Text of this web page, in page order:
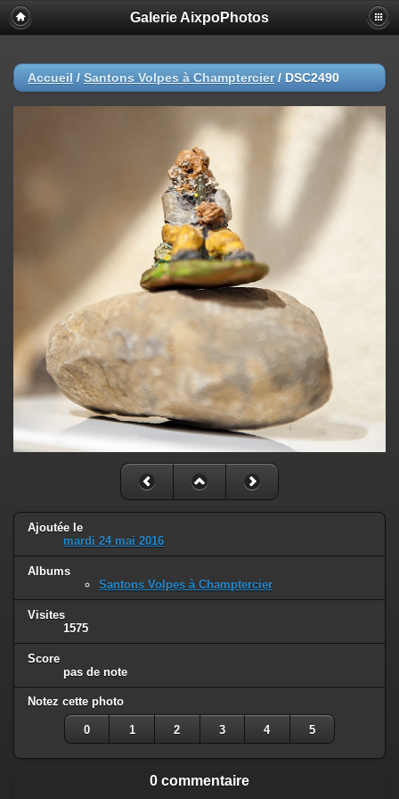
Galerie AixpoPhotos
Accueil / Santons Volpes à Champtercier/ DSC2490
Ajoutée le
mardi 24 mai 2016
Albums
Santons Volpes à Champtercier
Visites
1575
Score
pas de note
Notez cette photo
0 1 2 3 4 5
0 commentaire